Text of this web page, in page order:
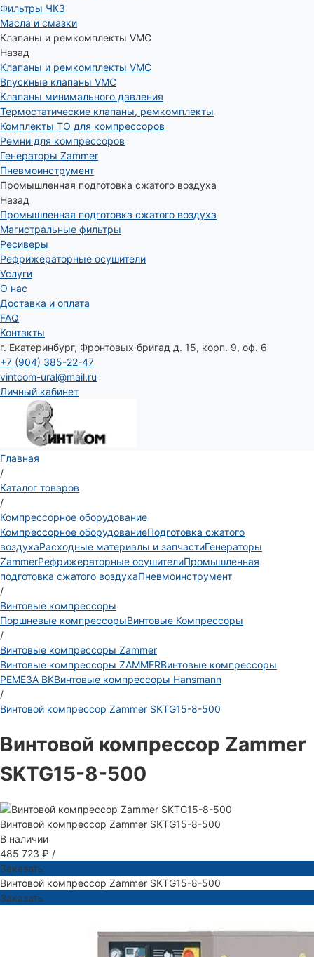
Фильтры ЧКЗ
Масла и смазки
Клапаны и ремкомплекты VMC
Назад
Клапаны и ремкомплекты VMC
Впускные клапаны VMC
Клапаны минимального давления
Термостатические клапаны, ремкомплекты
Комплекты ТО для компрессоров
Ремни для компрессоров
Генераторы Zammer
Пневмоинструмент
Промышленная подготовка сжатого воздуха
Назад
Промышленная подготовка сжатого воздуха
Магистральные фильтры
Ресиверы
Рефрижераторные осушители
Услуги
О нас
Доставка и оплата
FAQ
Контакты
г. Екатеринбург, Фронтовых бригад д. 15, корп. 9, оф. 6
+7 (904) 385-22-47
vintcom-ural@mail.ru
Личный кабинет
Главная
/
Каталог товаров
/
Компрессорное оборудование
Компрессорное оборудованиеПодготовка сжатого
воздухаРасходные материалы и запчастиГенераторы
ZammerРефрижераторные осушителиПромышленная
подготовка сжатого воздухаПневмоинструмент
/
Винтовые компрессоры
Поршневые компрессорыВинтовые Компрессоры
/
Винтовые компрессоры Zammer
Винтовые компрессоры ZAMMERВинтовые компрессоры
РЕМЕЗА ВКВинтовые компрессоры Hansmann
/
Винтовой компрессор Zammer SKTG15-8-500
Винтовой компрессор Zammer
SKTG15-8-500
Винтовой компрессор Zammer SKTG15-8-500
В наличии
485 723 ₽ /
Заказать
Винтовой компрессор Zammer SKTG15-8-500
Заказать